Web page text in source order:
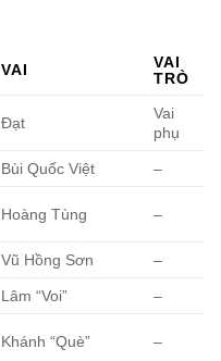
VAI
VAI
TRÒ
Đạt
Vai
phụ
Bùi Quốc Việt –
Hoàng Tùng –
Vũ Hồng Sơn –
Lâm “Voi” –
Khánh “Què” –